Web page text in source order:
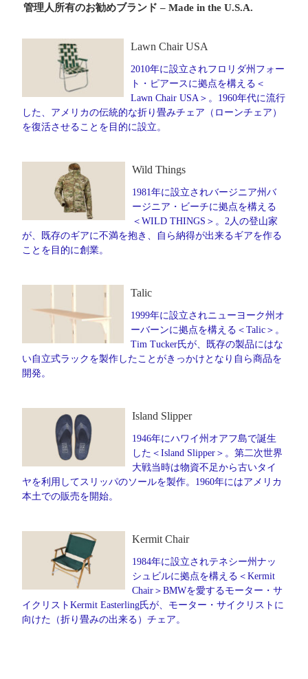
管理人所有のお勧めブランド – Made in the U.S.A.
Lawn Chair USA
2010年に設立されフロリダ州フォー
ト・ピアースに拠点を構える＜
Lawn Chair USA＞。1960年代に流行
した、アメリカの伝統的な折り畳みチェア（ローンチェア）
を復活させることを目的に設立。
Wild Things
1981年に設立されバージニア州バ
ージニア・ビーチに拠点を構える
＜WILD THINGS＞。2人の登山家
が、既存のギアに不満を抱き、自ら納得が出来るギアを作る
ことを目的に創業。
Talic
1999年に設立されニューヨーク州オ
ーバーンに拠点を構える＜Talic＞。
Tim Tucker氏が、既存の製品にはな
い自立式ラックを製作したことがきっかけとなり自ら商品を
開発。
Island Slipper
1946年にハワイ州オアフ島で誕生
した＜Island Slipper＞。第二次世界
大戦当時は物資不足から古いタイ
ヤを利用してスリッパのソールを製作。1960年にはアメリカ
本土での販売を開始。
Kermit Chair
1984年に設立されテネシー州ナッ
シュビルに拠点を構える＜Kermit
Chair＞BMWを愛するモーター・サ
イクリストKermit Easterling氏が、モーター・サイクリストに
向けた（折り畳みの出来る）チェア。